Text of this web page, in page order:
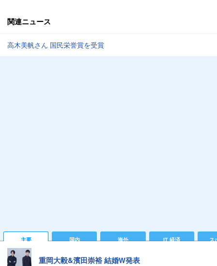
関連ニュース
高木美帆さん 国民栄誉賞を受賞
主要 国内 海外 IT 経済 ス
重岡大毅&濱田崇裕 結婚W発表